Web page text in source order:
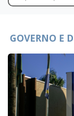
GOVERNO E